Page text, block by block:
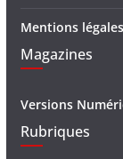
Mentions
Magazines
Versions
Rubriques